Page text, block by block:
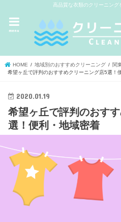
高品質な衣類のクリーニング
menu
HOME 地域別のおすすめクリーニング
関
希望ヶ丘で評判のおすすめクリーニング店5選！
2020.01.19
希望ヶ丘で評判のおす
選！便利・地域密着